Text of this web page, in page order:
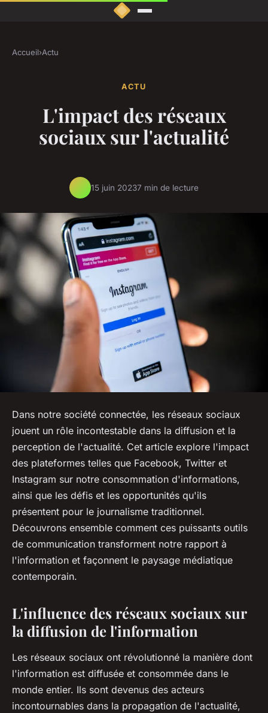
Accueil›Actu
ACTU
L'impact des réseaux
sociaux sur l'actualité
15 juin 20237 min de lecture
Dans notre société connectée, les réseaux sociaux
jouent un rôle incontestable dans la diffusion et la
perception de l'actualité. Cet article explore l'impact
des plateformes telles que Facebook, Twitter et
Instagram sur notre consommation d'informations,
ainsi que les défis et les opportunités qu'ils
présentent pour le journalisme traditionnel.
Découvrons ensemble comment ces puissants outils
de communication transforment notre rapport à
l'information et façonnent le paysage médiatique
contemporain.
L'influence des réseaux sociaux sur
la diffusion de l'information
Les réseaux sociaux ont révolutionné la manière dont
l'information est diffusée et consommée dans le
monde entier. Ils sont devenus des acteurs
incontournables dans la propagation de l'actualité,